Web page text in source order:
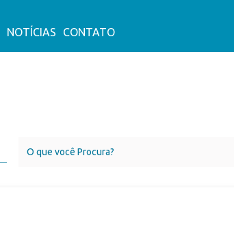
NOTÍCIAS CONTATO